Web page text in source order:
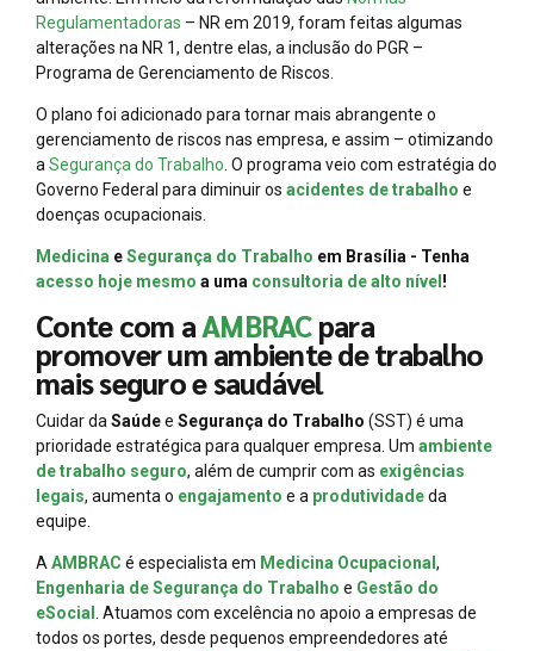
Regulamentadoras – NR em 2019, foram feitas algumas
alterações na NR 1, dentre elas, a inclusão do PGR –
Programa de Gerenciamento de Riscos.
O plano foi adicionado para tornar mais abrangente o
gerenciamento de riscos nas empresa, e assim – otimizando
a Segurança do Trabalho . O programa veio com estratégia do
Governo Federal para diminuir os acidentes de trabalho e
doenças ocupacionais.
Medicina eSegurança do Trabalho em Brasília - Tenha
acesso hoje mesmo a uma consultoria de alto nível !
Conte com aAMBRACpara
promover um ambiente de trabalho
mais seguro e saudável
Cuidar da Saúdee Segurança do Trabalho (SST) é uma
prioridade estratégica para qualquer empresa. Um ambiente
de trabalho seguro, além de cumprir com as exigências
legais, aumenta o engajamento e a produtividadeda
equipe.
A AMBRAC é especialista em Medicina Ocupacional ,
Engenharia de Segurança do Trabalho e Gestão do
eSocial
. Atuamos com excelência no apoio a empresas de
todos os portes, desde pequenos empreendedores até